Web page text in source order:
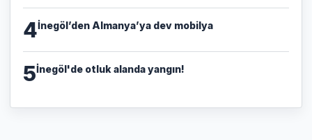
4İnegöl’den Almanya’ya dev mobilya
5İnegöl'de otluk alanda yangın!